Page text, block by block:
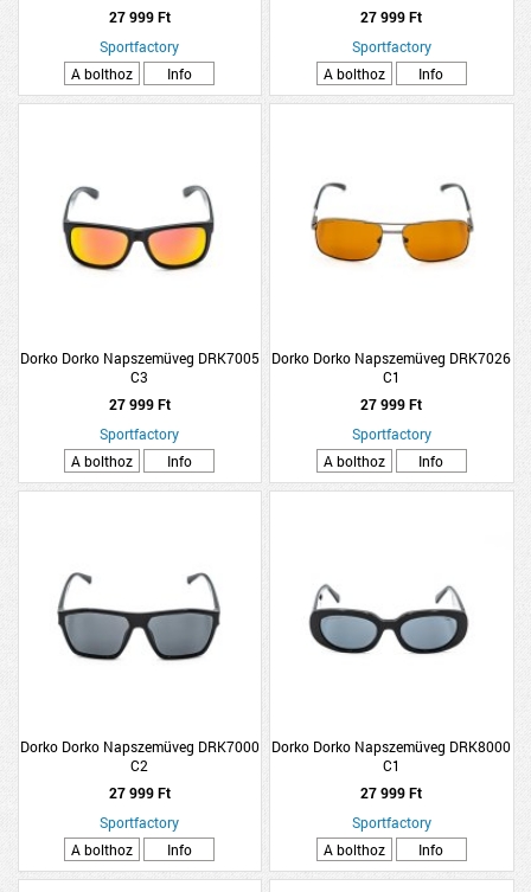
27 999 Ft
Sportfactory
A bolthoz
Info
27 999 Ft
Sportfactory
A bolthoz
Info
Dorko Dorko Napszemüveg DRK7005
C3
27 999 Ft
Sportfactory
A bolthoz
Info
Dorko Dorko Napszemüveg DRK7026
C1
27 999 Ft
Sportfactory
A bolthoz
Info
Dorko Dorko Napszemüveg DRK7000
C2
27 999 Ft
Sportfactory
A bolthoz
Info
Dorko Dorko Napszemüveg DRK8000
C1
27 999 Ft
Sportfactory
A bolthoz
Info